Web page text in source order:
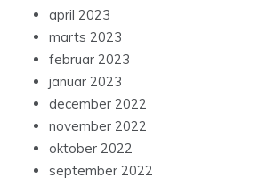
april 2023
marts 2023
februar 2023
januar 2023
december 2022
november 2022
oktober 2022
september 2022